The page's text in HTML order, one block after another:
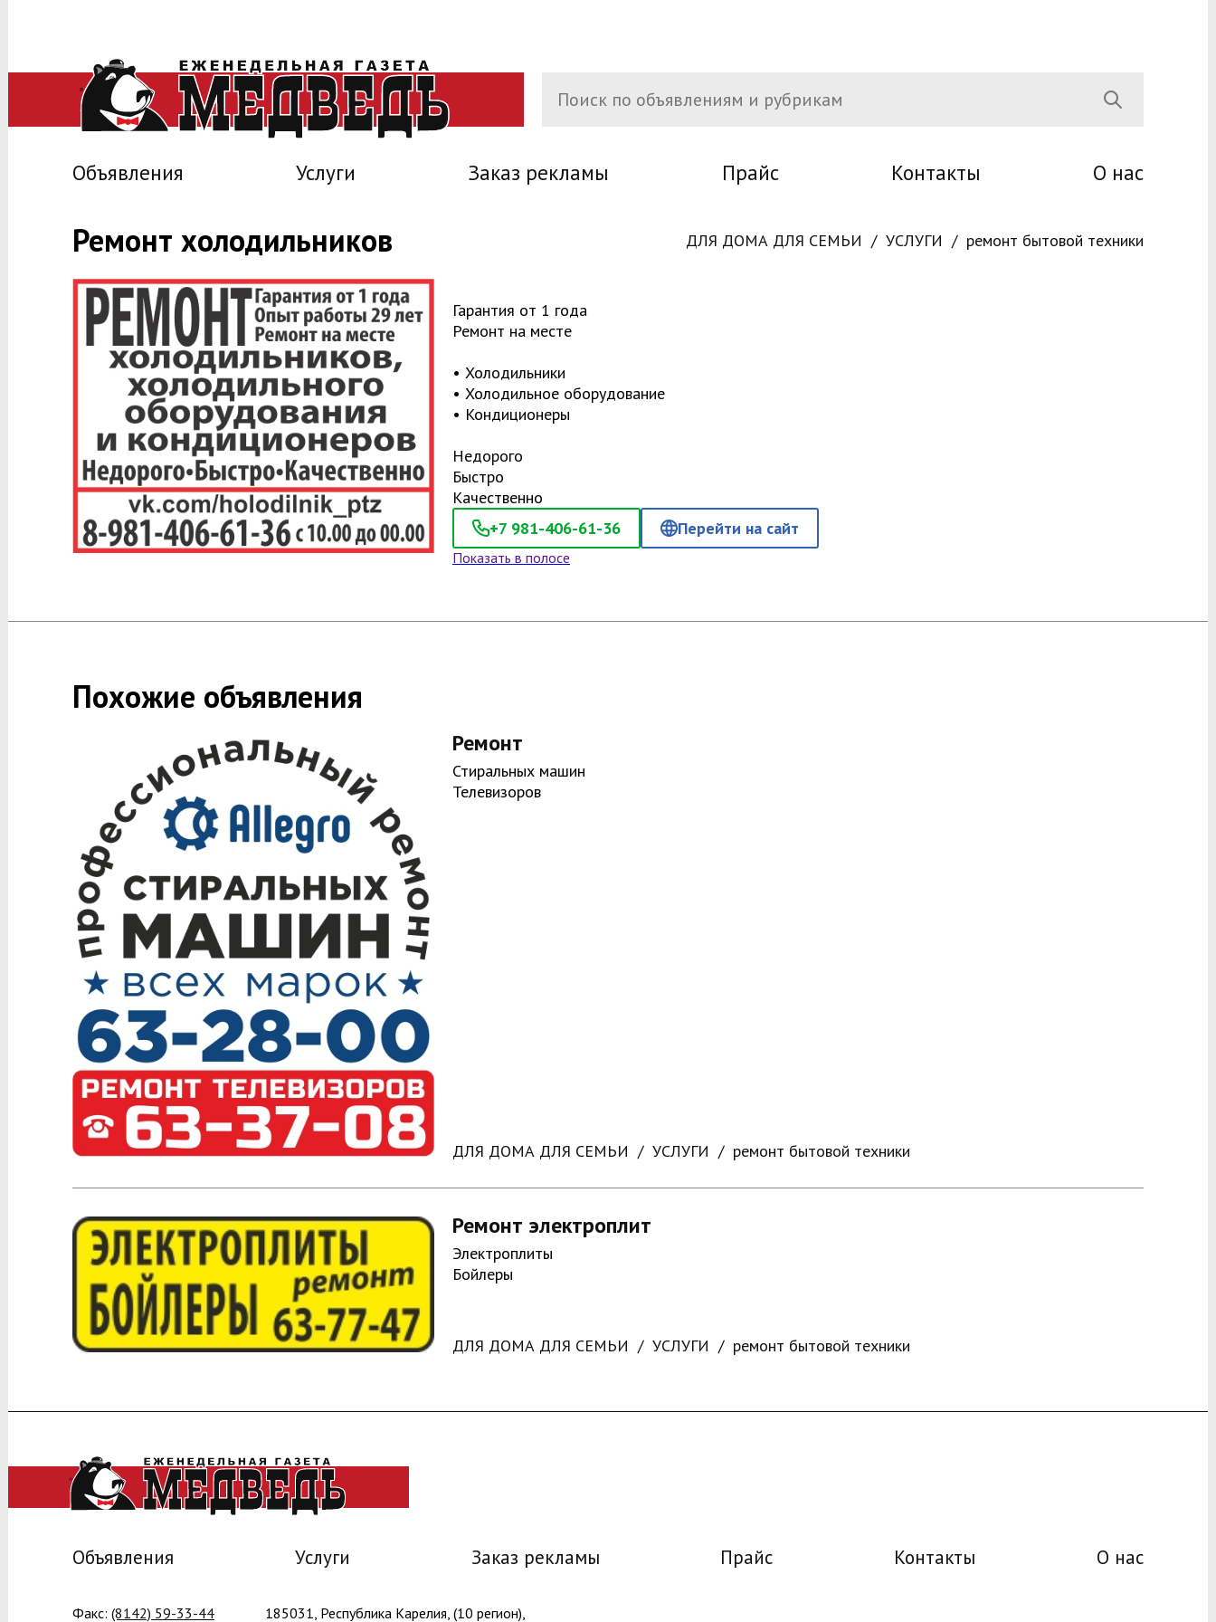
Объявления Услуги Заказ рекламы Прайс Контакты О нас
Ремонт холодильников ДЛЯ ДОМА ДЛЯ СЕМЬИ УСЛУГИ ремонт бытовой техники
Гарантия от 1 года
Ремонт на месте
• Холодильники
• Холодильное оборудование
• Кондиционеры
Недорого
Быстро
+7 981-406-61-36
Перейти на сайт
Показать в полосе
Похожие объявления
Ремонт
Стиральных машин
Телевизоров
ДЛЯ ДОМА ДЛЯ СЕМЬИ УСЛУГИ ремонт бытовой техники
Ремонт электроплит
Электроплиты
Бойлеры
ДЛЯ ДОМА ДЛЯ СЕМЬИ УСЛУГИ ремонт бытовой техники
Объявления Услуги Заказ рекламы Прайс Контакты О нас
Факс: (8142) 59-33-44 185031, Республика Карелия, (10 регион),